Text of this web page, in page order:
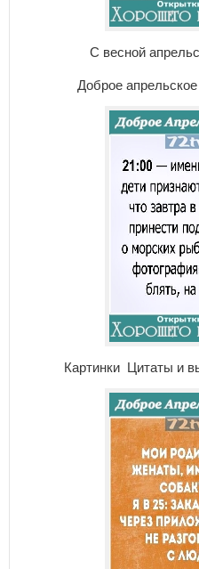
С весной
Доброе апрельское
Картинки Цитаты и